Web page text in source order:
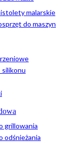
malarskie
do maszyn
grillowania
odśnieżania